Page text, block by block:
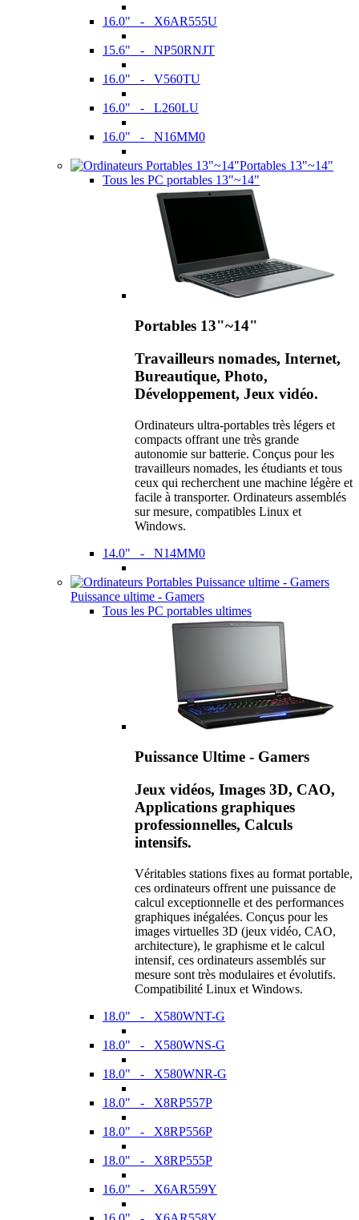
16.0" - X6AR555U
15.6" - NP50RNJT
16.0" - V560TU
16.0" - L260LU
16.0" - N16MM0
Portables 13"~14"
Tous les PC portables 13"~14"
Portables 13"~14"
Travailleurs nomades, Internet,
Bureautique, Photo,
Développement, Jeux vidéo.
Ordinateurs ultra-portables très légers et
compacts offrant une très grande
autonomie sur batterie. Conçus pour les
travailleurs nomades, les étudiants et tous
ceux qui recherchent une machine légère et
facile à transporter. Ordinateurs assemblés
sur mesure, compatibles Linux et
Windows.
14.0" - N14MM0
Puissance ultime - Gamers
Tous les PC portables ultimes
Puissance Ultime - Gamers
Jeux vidéos, Images 3D, CAO,
Applications graphiques
professionnelles, Calculs
intensifs.
Véritables stations fixes au format portable,
ces ordinateurs offrent une puissance de
calcul exceptionnelle et des performances
graphiques inégalées. Conçus pour les
images virtuelles 3D (jeux vidéo, CAO,
architecture), le graphisme et le calcul
intensif, ces ordinateurs assemblés sur
mesure sont très modulaires et évolutifs.
Compatibilité Linux et Windows.
18.0" - X580WNT-G
18.0" - X580WNS-G
18.0" - X580WNR-G
18.0" - X8RP557P
18.0" - X8RP556P
18.0" - X8RP555P
16.0" - X6AR559Y